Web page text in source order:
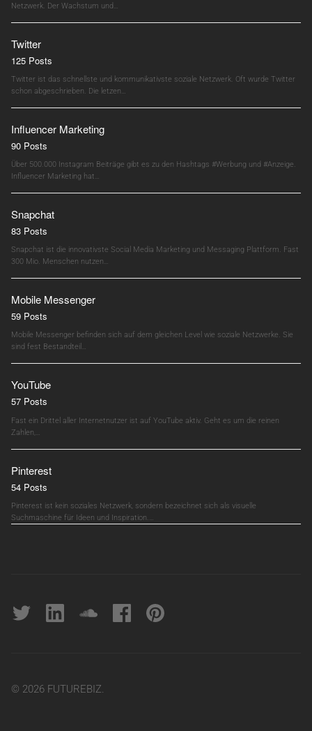
Netzwerk. Der Wachstum und…
Twitter
125 Posts
Twitter ist das schnellste und kommunikativste soziale Netzwerk. Oft wurde Twitter
schon abgeschrieben. Die letzen…
Influencer Marketing
90 Posts
Über 500.000 Instagram Beiträge gibt es zu den Hashtags #Werbung und #Anzeige.
Influencer Marketing hat…
Snapchat
83 Posts
Snapchat ist die innovativste Social Media Marketing und Messaging Plattform. Fast
300 Mio. Menschen nutzen…
Mobile Messenger
59 Posts
Mobile Messenger befinden sich auf dem gleichen Level wie soziale Netzwerke. Sie
sind fest Bestandteil…
YouTube
57 Posts
Fast ein Drittel aller Internetnutzer ist auf YouTube aktiv. Geht es um die reinen
Zahlen,…
Pinterest
54 Posts
Pinterest ist kein soziales Netzwerk, sondern bezeichnet sich als visuelle
Suchmaschine für Ideen und Inspiration.…
Twitter linkedin soundcloudFacebookpinterest
© 2026 FUTUREBIZ.